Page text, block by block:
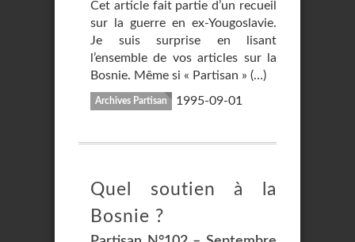
Cet article fait partie d’un recueil
sur la guerre en ex-Yougoslavie.
Je suis surprise en lisant
l’ensemble de vos articles sur la
Bosnie. Même si « Partisan » (…)
Archives Partisan 1995-09-01
Quel soutien à la
Bosnie ?